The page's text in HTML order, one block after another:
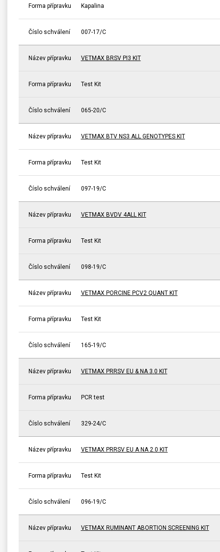
Forma přípravku Kapalina
Číslo schválení 007-17/C
Název přípravku VETMAX BRSV PI3 KIT
Forma přípravku Test Kit
Číslo schválení 065-20/C
Název přípravku VETMAX BTV NS3 ALL GENOTYPES KIT
Forma přípravku Test Kit
Číslo schválení 097-19/C
Název přípravku VETMAX BVDV 4ALL KIT
Forma přípravku Test Kit
Číslo schválení 098-19/C
Název přípravku VETMAX PORCINE PCV2 QUANT KIT
Forma přípravku Test Kit
Číslo schválení 165-19/C
Název přípravku VETMAX PRRSV EU & NA 3.0 KIT
Forma přípravku PCR test
Číslo schválení 329-24/C
Název přípravku VETMAX PRRSV EU A NA 2.0 KIT
Forma přípravku Test Kit
Číslo schválení 096-19/C
Název přípravku VETMAX RUMINANT ABORTION SCREENING KIT